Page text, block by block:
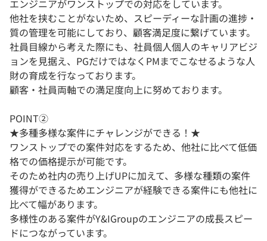
エンジニアがワンストップでの対応をしています。
他社を挟むことがないため、スピーディーな計画の進捗・
質の管理を可能にしており、顧客満足度に繋げています。
社員目線から考えた際にも、社員個人個人のキャリアビジ
ョンを見据え、PGだけではなくPMまでこなせるような人
財の育成を行なっております。
顧客・社員両軸での満足度向上に努めております。
POINT②
★多種多様な案件にチャレンジができる！★
ワンストップでの案件対応をするため、他社に比べて低価
格での価格提示が可能です。
そのため社内の売り上げUPに加えて、多様な種類の案件
獲得ができるためエンジニアが経験できる案件にも他社に
比べて幅があります。
多様性のある案件がY&IGroupのエンジニアの成長スピー
ドにつながっています。